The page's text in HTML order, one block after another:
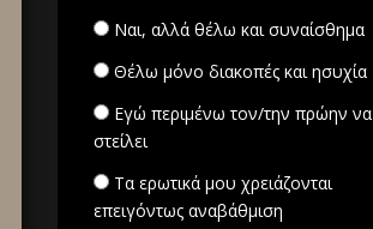
Ναι, αλλά θέλω και συναίσθημα
Θέλω μόνο διακοπές και ησυχία
Εγώ περιμένω τον/την πρώην να
στείλει
Τα ερωτικά μου χρειάζονται
επειγόντως αναβάθμιση